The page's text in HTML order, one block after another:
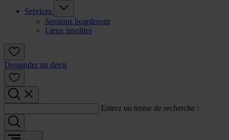
Services
Sessions boardroom
Lieux insolites
Demander un devis
Entrez un terme de recherche :